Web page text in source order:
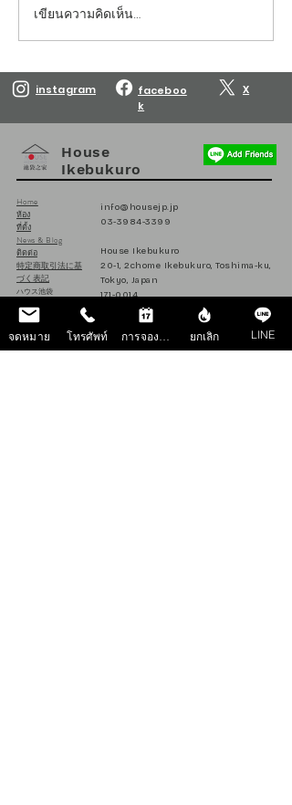
Reservations are open
เขียนความคิดเห็น…
House
Ikebukuro
Home
ห้อง
ที่ตั้ง
News & Blog
ติดต่อ
特定商取引法に基
づく表記
ハウス池袋
日本
info@housejp.jp
03-3984-3399
House Ikebukuro
20-1, 2chome Ikebukuro, Toshima-ku,
Tokyo, Japan
171-0014
instagram
faceboo
k
X
จดหมาย โทรศัพท์ ยกเลิก LINE